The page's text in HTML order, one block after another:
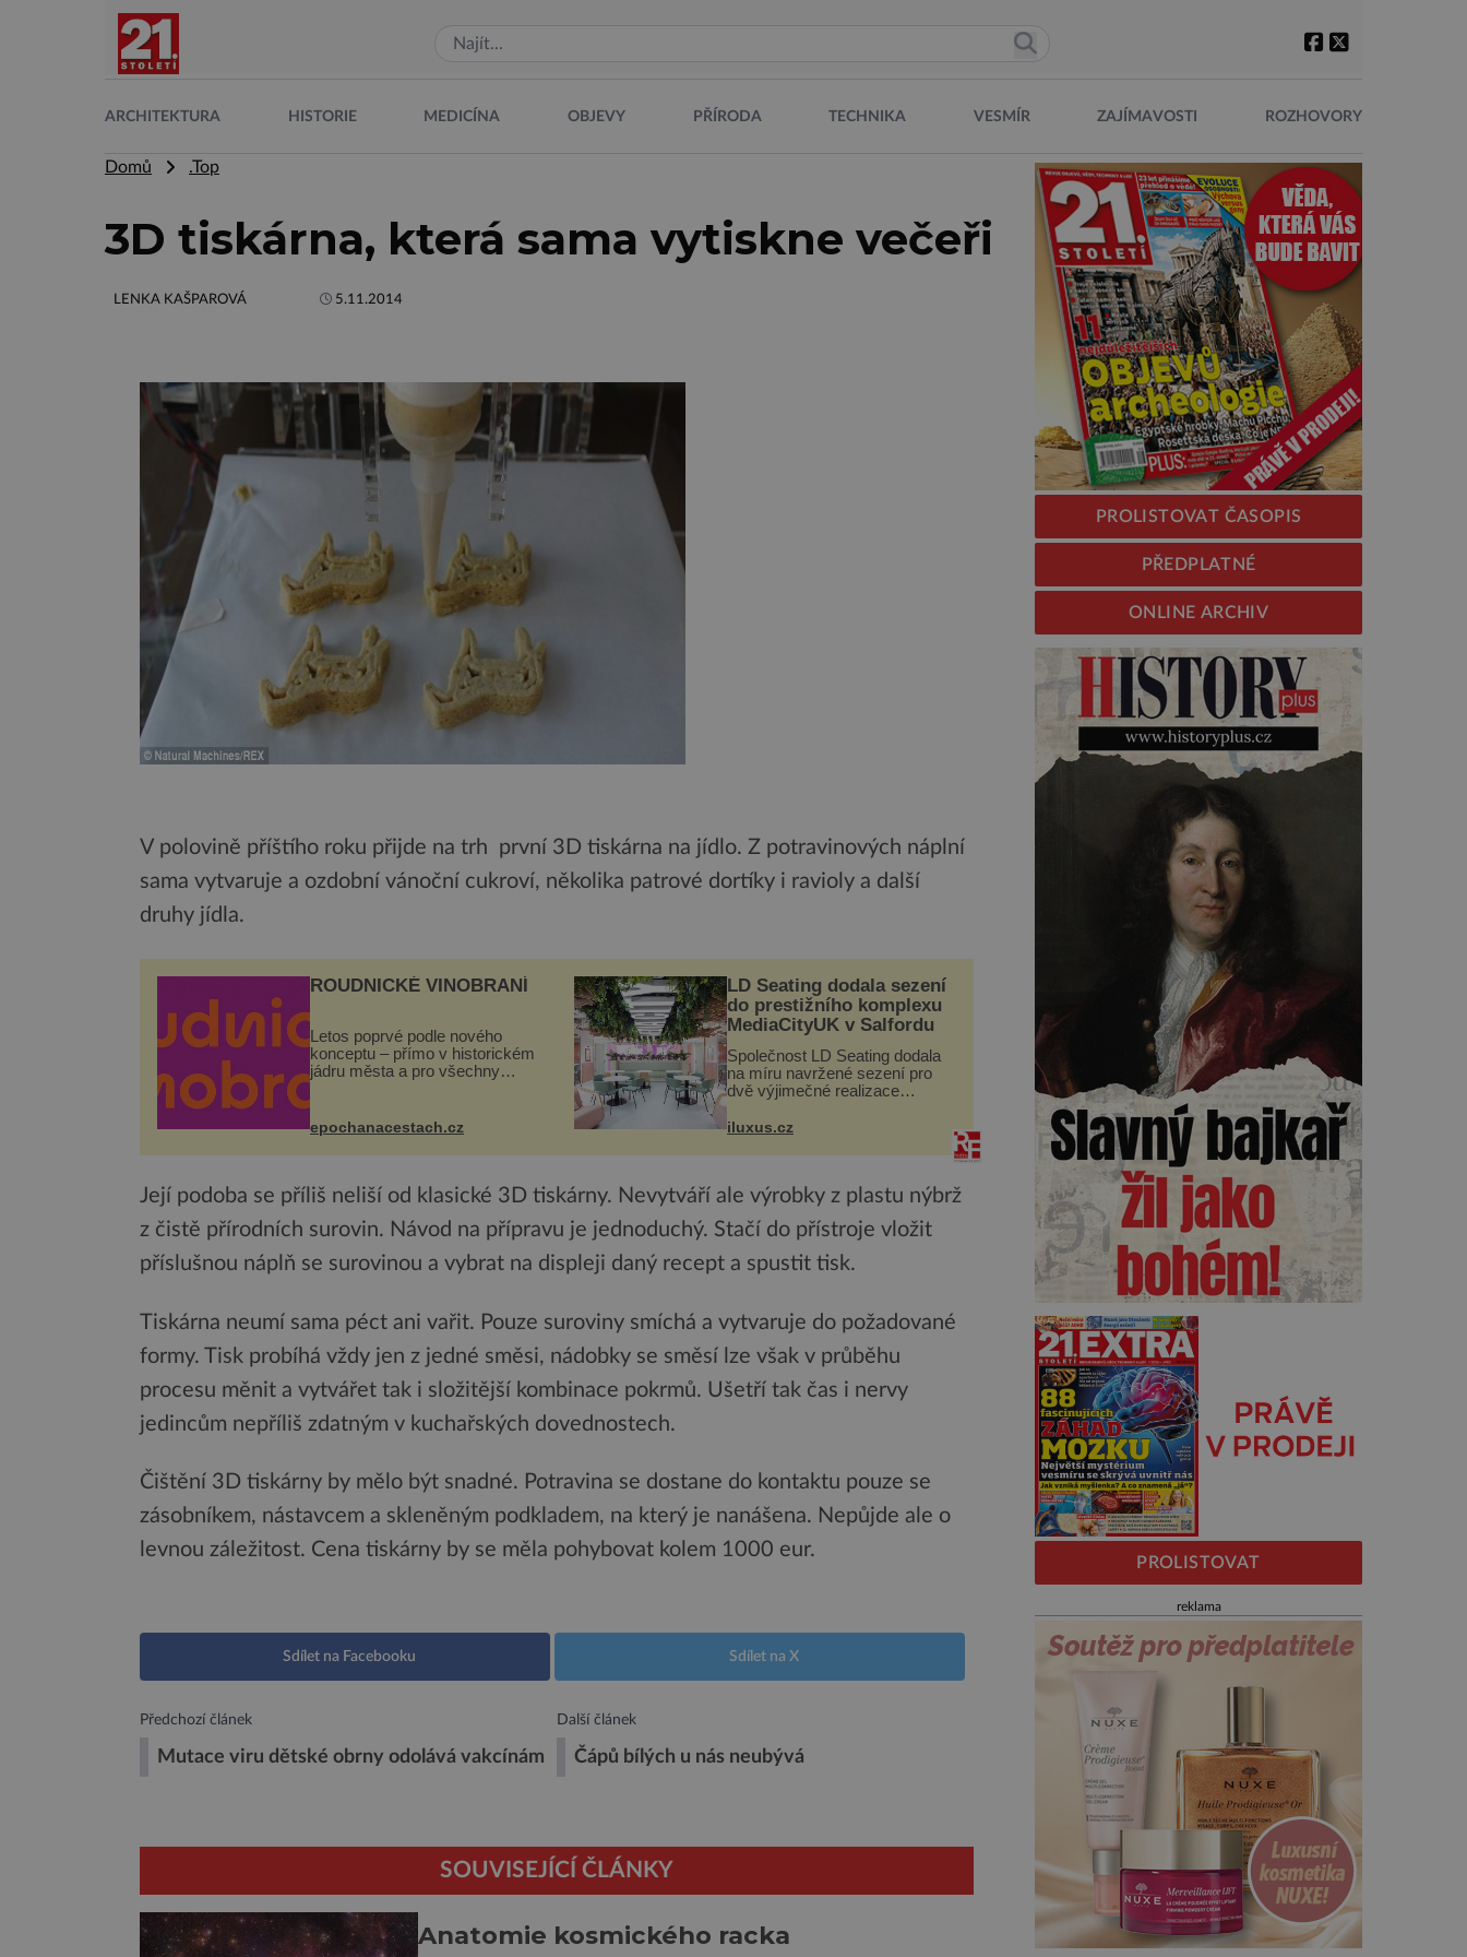
ARCHITEKTURA HISTORIE MEDICÍNA OBJEVY PŘÍRODA TECHNIKA VESMÍR ZAJÍMAVOSTI ROZHOVORY
Domů .Top
3D tiskárna, která sama vytiskne večeři
LENKA KAŠPAROVÁ 5.11.2014
V polovině příštího roku přijde na trh první 3D tiskárna na jídlo. Z potravinových náplní
sama vytvaruje a ozdobní vánoční cukroví, několika patrové dortíky i ravioly a další
druhy jídla.
ROUDNICKÉ VINOBRANÍ
Letos poprvé podle nového
konceptu – přímo v historickém
jádru města a pro všechny
Husově náměstí. Návštěvníci
se mohou těšit na víno, burčák,
pes...
epochanacestach.cz
LD Seating dodala sezení
do prestižního komplexu
MediaCityUK v Salfordu
Společnost LD Seating dodala
na míru navržené sezení pro
dvě výjimečné realizace
v anglickém Salfordu –
a Orange Tower. Komplex
iluxus.cz
Její podoba se příliš neliší od klasické 3D tiskárny. Nevytváří ale výrobky z plastu nýbrž
z čistě přírodních surovin. Návod na přípravu je jednoduchý. Stačí do přístroje vložit
příslušnou náplň se surovinou a vybrat na displeji daný recept a spustit tisk.
Tiskárna neumí sama péct ani vařit. Pouze suroviny smíchá a vytvaruje do požadované
formy. Tisk probíhá vždy jen z jedné směsi, nádobky se směsí lze však v průběhu
procesu měnit a vytvářet tak i složitější kombinace pokrmů. Ušetří tak čas i nervy
jedincům nepříliš zdatným v kuchařských dovednostech.
Čištění 3D tiskárny by mělo být snadné. Potravina se dostane do kontaktu pouze se
zásobníkem, nástavcem a skleněným podkladem, na který je nanášena. Nepůjde ale o
levnou záležitost. Cena tiskárny by se měla pohybovat kolem 1000 eur.
Sdílet na Facebooku Sdílet na X
Předchozí článek
Mutace viru dětské obrny odolává vakcínám
Další článek
Čápů bílých u nás neubývá
SOUVISEJÍCÍ ČLÁNKY
Anatomie kosmického racka
PROLISTOVAT ČASOPIS
PŘEDPLATNÉ
ONLINE ARCHIV
PROLISTOVAT
reklama